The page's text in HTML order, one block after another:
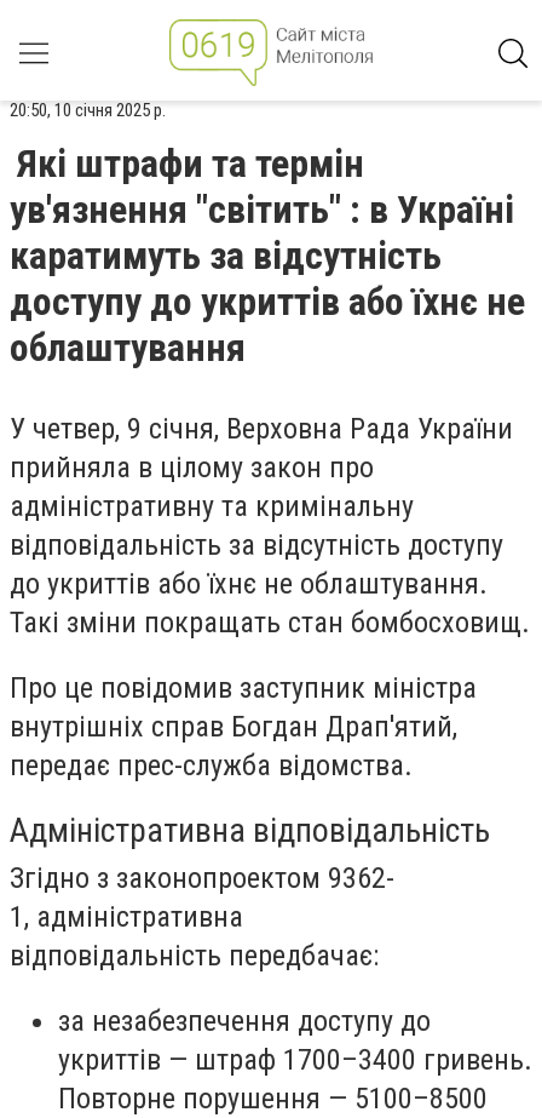
20:50, 10 січня 2025 р.
Які штрафи та термін
ув'язнення "світить" : в Україні
каратимуть за відсутність
доступу до укриттів або їхнє не
облаштування
У четвер, 9 січня, Верховна Рада України
прийняла в цілому закон про
адміністративну та кримінальну
відповідальність за відсутність доступу
до укриттів або їхнє не облаштування.
Такі зміни покращать стан бомбосховищ.
Про це повідомив заступник міністра
внутрішніх справ Богдан Драп'ятий,
передає прес-служба відомства.
Адміністративна відповідальність
Згідно з законопроектом 9362-
1, адміністративна
відповідальність передбачає:
за незабезпечення доступу до
укриттів — штраф 1700–3400 гривень.
Повторне порушення — 5100–8500